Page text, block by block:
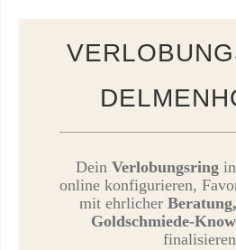
Dein Verlobungsringin
online konfigurieren,
mit ehrlicher
Goldschmiede-